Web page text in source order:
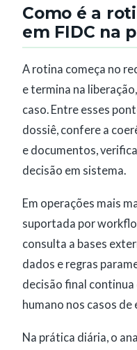
Como é a
em FIDC na
A rotina começa no
e termina na
caso. Entre esses
dossiê, confere a
e documentos,
decisão em sistema.
Em operações mais
suportada por
consulta a bases
dados e regras
decisão final
humano nos casos de
Na prática diária, o